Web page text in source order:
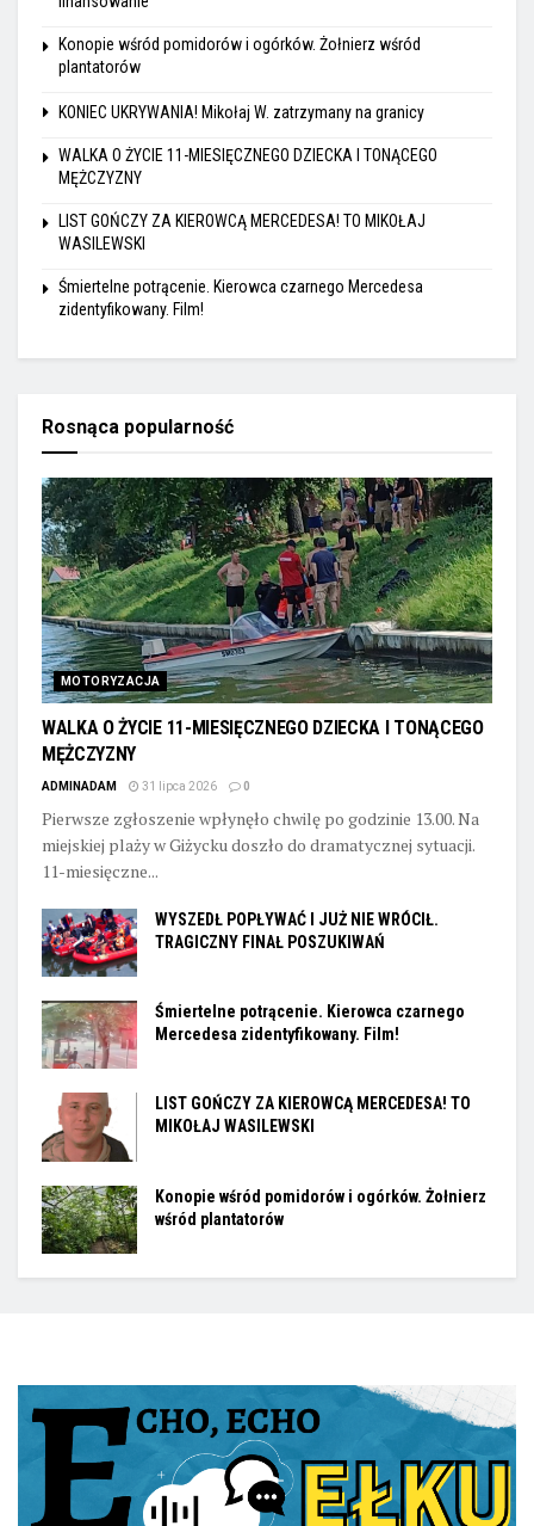
Konopie wśród pomidorów i ogórków. Żołnierz wśród
plantatorów
KONIEC UKRYWANIA! Mikołaj W. zatrzymany na granicy
WALKA O ŻYCIE 11-MIESIĘCZNEGO DZIECKA I TONĄCEGO
MĘŻCZYZNY
LIST GOŃCZY ZA KIEROWCĄ MERCEDESA! TO MIKOŁAJ
WASILEWSKI
Śmiertelne potrącenie. Kierowca czarnego Mercedesa
zidentyfikowany. Film!
Rosnąca popularność
MOTORYZACJA
WALKA O ŻYCIE 11-MIESIĘCZNEGO DZIECKA I TONĄCEGO
MĘŻCZYZNY
ADMINADAM 31 lipca 2026 0
Pierwsze zgłoszenie wpłynęło chwilę po godzinie 13.00. Na
miejskiej plaży w Giżycku doszło do dramatycznej sytuacji.
11-miesięczne...
WYSZEDŁ POPŁYWAĆ I JUŻ NIE WRÓCIŁ.
TRAGICZNY FINAŁ POSZUKIWAŃ
Śmiertelne potrącenie. Kierowca czarnego
Mercedesa zidentyfikowany. Film!
LIST GOŃCZY ZA KIEROWCĄ MERCEDESA! TO
MIKOŁAJ WASILEWSKI
Konopie wśród pomidorów i ogórków. Żołnierz
wśród plantatorów